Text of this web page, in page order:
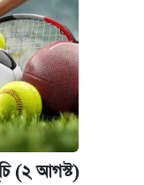
(২ আগস্ট)